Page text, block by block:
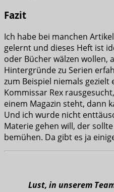
Fazit
Ich habe bei manchen
gelernt und dieses Heft ist
oder Bücher wälzen wollen,
Hintergründe zu Serien
zum Beispiel niemals
Kommissar Rex
einem Magazin steht, dann
Und ich wurde nicht
Materie gehen will, der
bemühen. Da gibt es ja
Lust, in unserem